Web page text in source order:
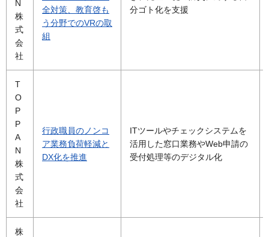
N
株
式
会
社
全対策、教育啓も
う分野でのVRの取
組
分ゴト化を支援
T
O
P
P
A
N
株
式
会
社
行政職員のノンコ
ア業務負荷軽減と
DX化を推進
ITツールやチェックシステムを
活用した窓口業務やWeb申請の
受付処理等のデジタル化
株